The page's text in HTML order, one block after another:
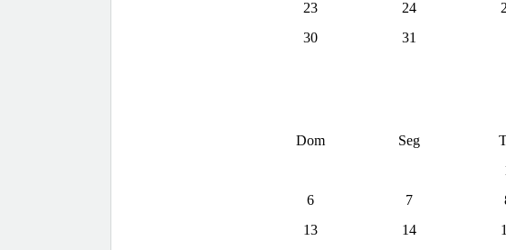
23
24
30
31
Dom
Seg
6
7
13
14